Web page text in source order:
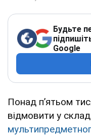
Будьте
Google
Понад пʼятьом
відмовити у